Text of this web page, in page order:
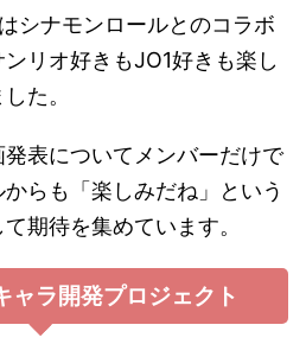
シナモンロールとのコラボ
リオ好きもJO1好きも楽し
た。
表についてメンバーだけで
らも「楽しみだね」という
期待を集めています。
ャラ開発プロジェクト